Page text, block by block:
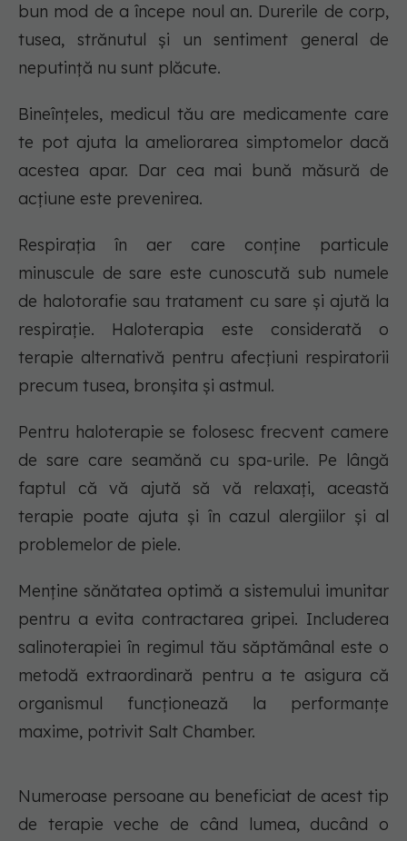
bun mod de a începe noul an. Durerile de corp,
tusea, strănutul și un sentiment general de
neputință nu sunt plăcute.
Bineînțeles, medicul tău are medicamente care
te pot ajuta la ameliorarea simptomelor dacă
acestea apar. Dar cea mai bună măsură de
acțiune este prevenirea.
Respirația în aer care conține particule
minuscule de sare este cunoscută sub numele
de halotorafie sau tratament cu sare și ajută la
respirație. Haloterapia este considerată o
terapie alternativă pentru afecțiuni respiratorii
precum tusea, bronșita și astmul.
Pentru haloterapie se folosesc frecvent camere
de sare care seamănă cu spa-urile. Pe lângă
faptul că vă ajută să vă relaxați, această
terapie poate ajuta și în cazul alergiilor și al
problemelor de piele.
Menține sănătatea optimă a sistemului imunitar
pentru a evita contractarea gripei. Includerea
salinoterapiei în regimul tău săptămânal este o
metodă extraordinară pentru a te asigura că
organismul funcționează la performanțe
maxime, potrivit Salt Chamber.
Numeroase persoane au beneficiat de acest tip
de terapie veche de când lumea, ducând o